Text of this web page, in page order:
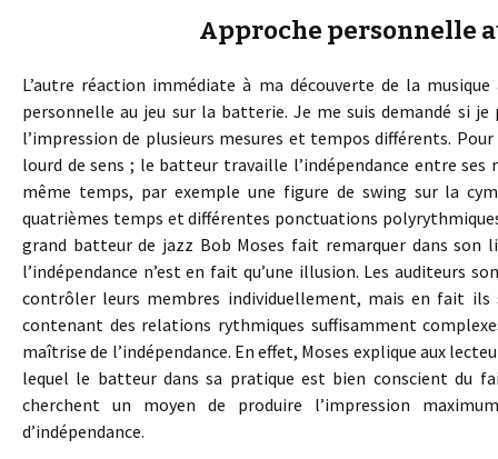
Approche personnelle
L’autre réaction immédiate à ma découverte de la
personnelle au jeu sur la batterie. Je me suis demandé si
l’impression de plusieurs mesures et tempos différents.
lourd de sens ; le batteur travaille l’indépendance entre
même temps, par exemple une figure de swing sur la
quatrièmes temps et différentes ponctuations
grand batteur de jazz Bob Moses fait remarquer dans son
l’indépendance n’est en fait qu’une illusion. Les auditeurs
contrôler leurs membres individuellement, mais en fait
contenant des relations rythmiques suffisamment
maîtrise de l’indépendance. En effet, Moses explique aux
lequel le batteur dans sa pratique est bien conscient du
cherchent un moyen de produire l’impression
d’indépendance.